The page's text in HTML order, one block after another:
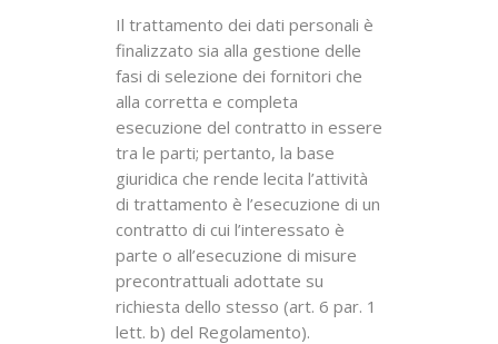
Il trattamento dei dati personali è
finalizzato sia alla gestione delle
fasi di selezione dei fornitori che
alla corretta e completa
esecuzione del contratto in essere
tra le parti; pertanto, la base
giuridica che rende lecita l’attività
di trattamento è l’esecuzione di un
contratto di cui l’interessato è
parte o all’esecuzione di misure
precontrattuali adottate su
richiesta dello stesso (art. 6 par. 1
lett. b) del Regolamento).